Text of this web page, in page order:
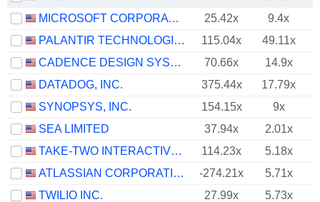
MICROSOFT CORPORATION
25.42x 9.4x
PALANTIR TECHNOLOGIES INC.
115.04x 49.11x
CADENCE DESIGN SYSTEMS, INC.
70.66x 14.9x
DATADOG, INC.
375.44x 17.79x
SYNOPSYS, INC.
154.15x 9x
SEA LIMITED
37.94x
2.01x
TAKE-TWO INTERACTIVE SOFTWARE, INC.
114.23x 5.18x
ATLASSIAN CORPORATION
-274.21x 5.71x
TWILIO INC.
27.99x 5.73x